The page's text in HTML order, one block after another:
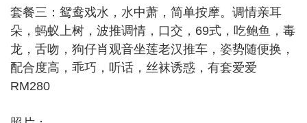
套餐三：鸳鸯戏水，水中萧，简单按摩。调情亲耳
朵，蚂蚁上树，波推调情，口交，69式，吃鲍鱼，毒
龙，舌吻，狗仔肖观音坐莲老汉推车，姿势随便换，
配合度高，乖巧，听话，丝袜诱惑，有套爱爱
RM280